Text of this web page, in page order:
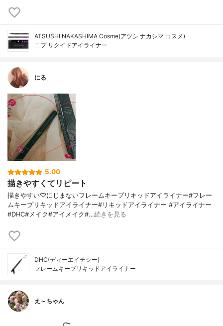
ATSUSHI NAKASHIMA Cosme(アツシ ナカシマ コスメ)
ニブ リクイドアイライナー
にる
5.00
描きやすくてリピート
描きやすい♡にじまないフレームキープリキッドアイライナー#フレー
ムキープリキッドアイライナー#リキッドアイライナー #アイライナー
#DHC#メイク#アイメイク#…続きを見る
DHC(ディーエイチシー)
フレームキープリキッドアイライナー
え～ちゃん